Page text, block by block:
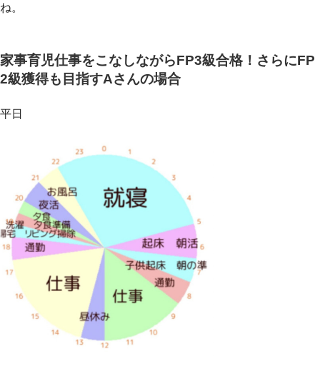
ね。
家事育児仕事をこなしながらFP3級合格！さらにFP
2級獲得も目指すAさんの場合
平日